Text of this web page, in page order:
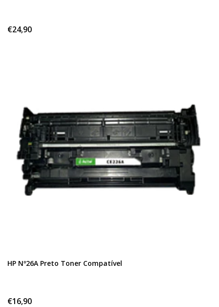
€24,90
HP Nº26A Preto Toner Compatível
€16,90